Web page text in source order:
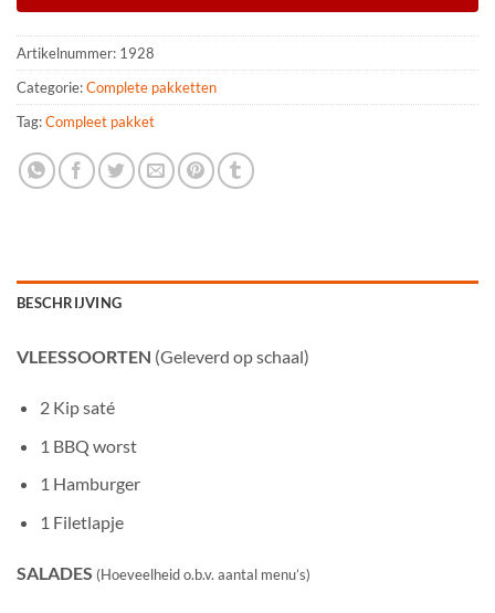
Artikelnummer: 1928
Categorie:Complete pakketten
Tag:Compleet pakket
BESCHRIJVING
VLEESSOORTEN (Geleverd op schaal)
2 Kip saté
1 BBQ worst
1 Hamburger
1 Filetlapje
SALADES (Hoeveelheid o.b.v. aantal menu’s)